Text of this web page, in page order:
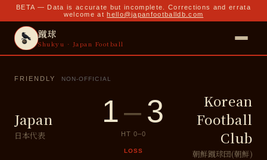
BETA — Data is accurate but incomplete. Corrections and errata
welcome at hello@japanfootballdb.com
蹴球
Shukyu · Japan Football
FRIENDLY NON-OFFICIAL
Japan
日本代表
1–3
HT 0–0
LOSS
Korean
Football
Club
朝鮮蹴球団(朝鮮)